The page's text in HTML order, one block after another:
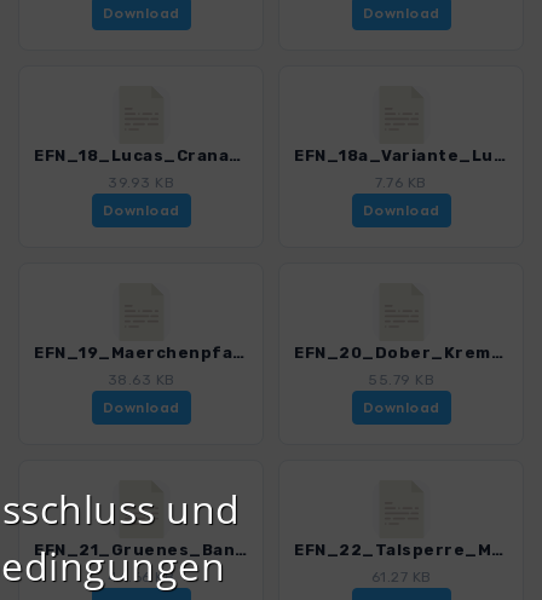
Download
Download
EFN_18_Lucas_Cranach_Turm_3151_2.gpx
39.93 KB
Download
EFN_18a_Variante_Lucas_Cranach_Turm_3151_2.gpx
7.76 KB
Download
EFN_19_Maerchenpfad_Lauenstein_3151_2.gpx
38.63 KB
Download
EFN_20_Dober_Kremnitz_3151_2.gpx
55.79 KB
Download
EFN_21_Gruenes_Band_Nordhalben_3151_2.gpx
44.66 KB
EFN_22_Talsperre_Mauthaus_3151_2.gpx
61.27 KB
und